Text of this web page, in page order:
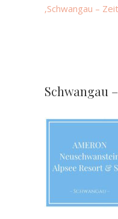
‚Schwangau –
Schwangau